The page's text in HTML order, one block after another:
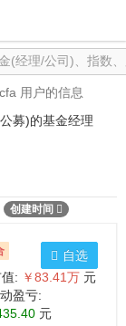
用户的信息
募)的基金经理
创建时间
: ￥83.41万 元
盈亏:
元
自选